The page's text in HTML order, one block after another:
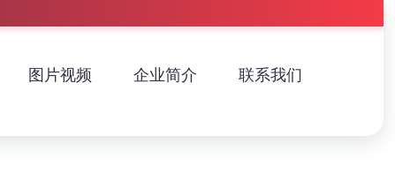
图片视频 企业简介 联系我们